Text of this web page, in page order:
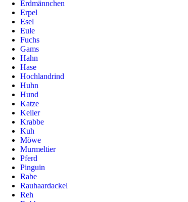
Erdmännchen
Erpel
Esel
Eule
Fuchs
Gams
Hahn
Hase
Hochlandrind
Huhn
Hund
Katze
Keiler
Krabbe
Kuh
Möwe
Murmeltier
Pferd
Pinguin
Rabe
Rauhaardackel
Reh